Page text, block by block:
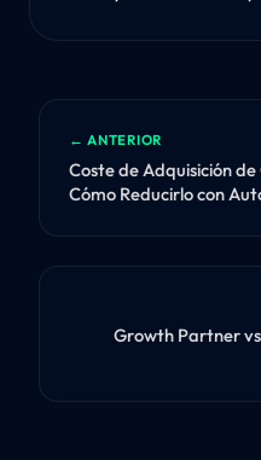
← ANTERIOR
Coste de Adquisición de
Cómo Reducirlo con
Growth Partner